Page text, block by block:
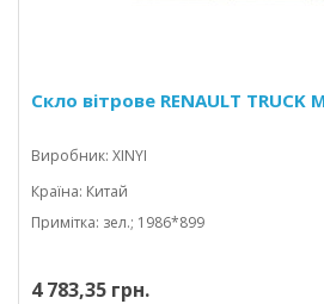
Скло вітрове RENAULT TRUCK
Виробник: XINYI
Країна: Китай
Примітка: зел.; 1986*899
4 783,35 грн.